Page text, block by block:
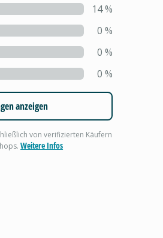
14%
0 %
0 %
0 %
anzeigen
von verifizierten Käufern
Weitere Infos